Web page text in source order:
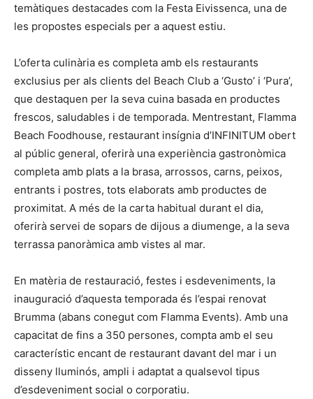
temàtiques destacades com la Festa Eivissenca, una de
les propostes especials per a aquest estiu.
L’oferta culinària es completa amb els restaurants
exclusius per als clients del Beach Club a ‘Gusto’ i ‘Pura’,
que destaquen per la seva cuina basada en productes
frescos, saludables i de temporada. Mentrestant, Flamma
Beach Foodhouse, restaurant insígnia d’INFINITUM obert
al públic general, oferirà una experiència gastronòmica
completa amb plats a la brasa, arrossos, carns, peixos,
entrants i postres, tots elaborats amb productes de
proximitat. A més de la carta habitual durant el dia,
oferirà servei de sopars de dijous a diumenge, a la seva
terrassa panoràmica amb vistes al mar.
En matèria de restauració, festes i esdeveniments, la
inauguració d’aquesta temporada és l’espai renovat
Brumma (abans conegut com Flamma Events). Amb una
capacitat de fins a 350 persones, compta amb el seu
característic encant de restaurant davant del mar i un
disseny lluminós, ampli i adaptat a qualsevol tipus
d’esdeveniment social o corporatiu.